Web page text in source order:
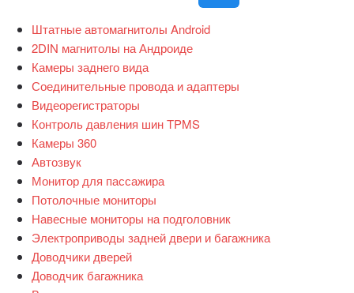
Штатные автомагнитолы Android
2DIN магнитолы на Андроиде
Камеры заднего вида
Соединительные провода и адаптеры
Видеорегистраторы
Контроль давления шин TPMS
Камеры 360
Автозвук
Монитор для пассажира
Потолочные мониторы
Навесные мониторы на подголовник
Электроприводы задней двери и багажника
Доводчики дверей
Доводчик багажника